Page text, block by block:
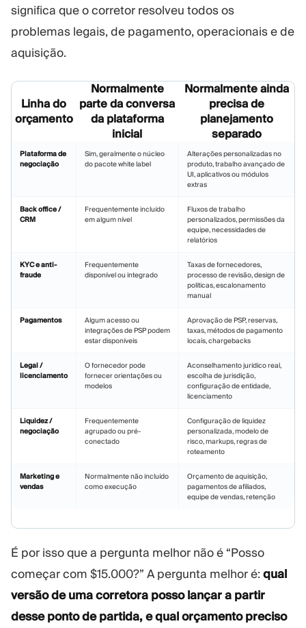
significa que o corretor resolveu todos os
problemas legais, de pagamento, operacionais e de
aquisição.
Linha do
orçamento
Normalmente
parte da conversa
da plataforma
inicial
Normalmente ainda
precisa de
planejamento
separado
Plataforma de
negociação
Sim, geralmente o núcleo
do pacote white label
Alterações personalizadas no
produto, trabalho avançado de
UI, aplicativos ou módulos
extras
Back office /
CRM
Frequentemente incluído
em algum nível
Fluxos de trabalho
personalizados, permissões da
equipe, necessidades de
relatórios
KYC e anti-
fraude
Frequentemente
disponível ou integrado
Taxas de fornecedores,
processo de revisão, design de
políticas, escalonamento
manual
Pagamentos
Algum acesso ou
integrações de PSP podem
estar disponíveis
Aprovação de PSP, reservas,
taxas, métodos de pagamento
locais, chargebacks
Legal /
licenciamento
O fornecedor pode
fornecer orientações ou
modelos
Aconselhamento jurídico real,
escolha de jurisdição,
configuração de entidade,
licenciamento
Liquidez /
negociação
Frequentemente
agrupado ou pré-
conectado
Configuração de liquidez
personalizada, modelo de
risco, markups, regras de
roteamento
Marketing e
vendas
Normalmente não incluído
como execução
Orçamento de aquisição,
pagamentos de afiliados,
equipe de vendas, retenção
É por isso que a pergunta melhor não é “Posso
começar com $15.000?” A pergunta melhor é: qual
versão de uma corretora posso lançar a partir
desse ponto de partida, e qual orçamento preciso